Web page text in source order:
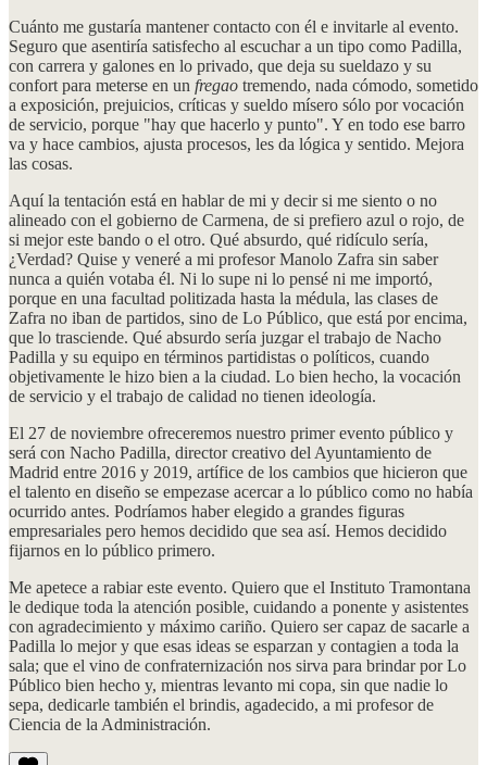
Cuánto me gustaría mantener contacto con él e invitarle al evento.
Seguro que asentiría satisfecho al escuchar a un tipo como Padilla,
con carrera y galones en lo privado, que deja su sueldazo y su
confort para meterse en un fregao tremendo, nada cómodo, sometido
a exposición, prejuicios, críticas y sueldo mísero sólo por vocación
de servicio, porque "hay que hacerlo y punto". Y en todo ese barro
va y hace cambios, ajusta procesos, les da lógica y sentido. Mejora
las cosas.
Aquí la tentación está en hablar de mi y decir si me siento o no
alineado con el gobierno de Carmena, de si prefiero azul o rojo, de
si mejor este bando o el otro. Qué absurdo, qué ridículo sería,
¿Verdad? Quise y veneré a mi profesor Manolo Zafra sin saber
nunca a quién votaba él. Ni lo supe ni lo pensé ni me importó,
porque en una facultad politizada hasta la médula, las clases de
Zafra no iban de partidos, sino de Lo Público, que está por encima,
que lo trasciende. Qué absurdo sería juzgar el trabajo de Nacho
Padilla y su equipo en términos partidistas o políticos, cuando
objetivamente le hizo bien a la ciudad. Lo bien hecho, la vocación
de servicio y el trabajo de calidad no tienen ideología.
El 27 de noviembre ofreceremos nuestro primer evento público y
será con Nacho Padilla, director creativo del Ayuntamiento de
Madrid entre 2016 y 2019, artífice de los cambios que hicieron que
el talento en diseño se empezase acercar a lo público como no había
ocurrido antes. Podríamos haber elegido a grandes figuras
empresariales pero hemos decidido que sea así. Hemos decidido
fijarnos en lo público primero.
Me apetece a rabiar este evento. Quiero que el Instituto Tramontana
le dedique toda la atención posible, cuidando a ponente y asistentes
con agradecimiento y máximo cariño. Quiero ser capaz de sacarle a
Padilla lo mejor y que esas ideas se esparzan y contagien a toda la
sala; que el vino de confraternización nos sirva para brindar por Lo
Público bien hecho y, mientras levanto mi copa, sin que nadie lo
sepa, dedicarle también el brindis, agadecido, a mi profesor de
Ciencia de la Administración.